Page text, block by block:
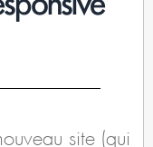
site (qui